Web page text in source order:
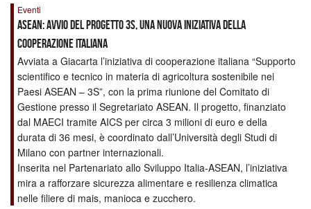
Eventi
ASEAN: Avvio del progetto 3S, una nuova iniziativa della
Cooperazione Italiana
Avviata a Giacarta l’iniziativa di cooperazione italiana “Supporto
scientifico e tecnico in materia di agricoltura sostenibile nei
Paesi ASEAN – 3S”, con la prima riunione del Comitato di
Gestione presso il Segretariato ASEAN. Il progetto, finanziato
dal MAECI tramite AICS per circa 3 milioni di euro e della
durata di 36 mesi, è coordinato dall’Università degli Studi di
Milano con partner internazionali.
Inserita nel Partenariato allo Sviluppo Italia-ASEAN, l’iniziativa
mira a rafforzare sicurezza alimentare e resilienza climatica
nelle filiere di mais, manioca e zucchero.